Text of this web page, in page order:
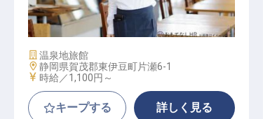
レストランサービス
施設業態
温泉地旅館
勤務地
静岡県賀茂郡東伊豆町片瀬6-1
給与
時給／1,100円～
キープする 詳しく見る